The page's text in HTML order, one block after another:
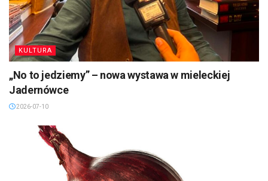
KULTURA
„No to jedziemy” – nowa wystawa w mieleckiej
Jadernówce
2026-07-10